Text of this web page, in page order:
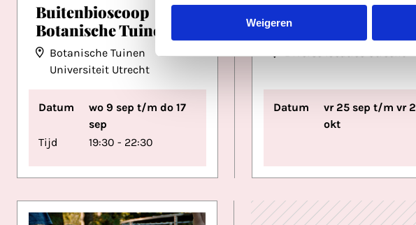
Weigeren
Buitenbioscoop
Botanische Tuinen
Botanische Tuinen
Universiteit Utrecht
Datum
wo 9 sep t/m do 17
sep
Tijd
19:30 - 22:30
Nederlands Film
Festival 2026
Datum
vr 25 sep t/m vr 2
okt